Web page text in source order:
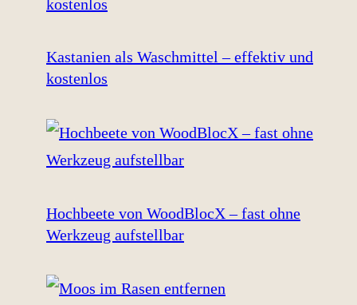
Kastanien als Waschmittel – effektiv und
kostenlos
Hochbeete von WoodBlocX – fast ohne
Werkzeug aufstellbar